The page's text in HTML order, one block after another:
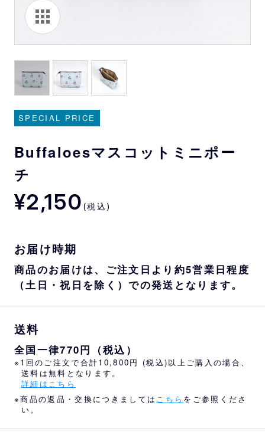
SPECIAL PRICE
Buffaloesマスコットミニポー
チ
¥2,150 (税込)
お届け時期
商品のお届けは、ご注文日より約5営業日程度
（土日・祝日を除く）での発送となります。
送料
全国一律770円（税込）
※1回のご注文で合計10,800円 (税込)以上ご購入の場合、
送料は無料となります。
詳細はこちら
※商品の返品・交換につきましては こちら をご参照くださ
い。